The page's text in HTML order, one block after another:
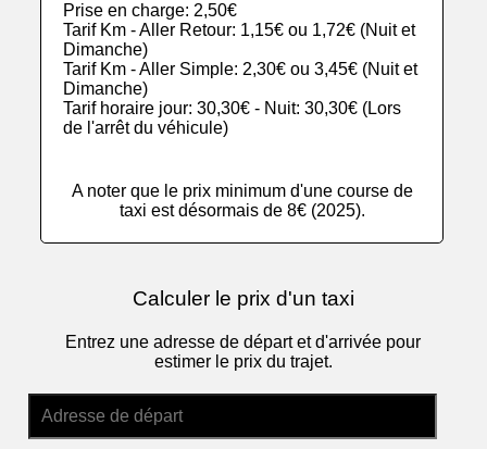
Prise en charge: 2,50€
Tarif Km - Aller Retour: 1,15€ ou 1,72€ (Nuit et
Dimanche)
Tarif Km - Aller Simple: 2,30€ ou 3,45€ (Nuit et
Dimanche)
Tarif horaire jour: 30,30€ - Nuit: 30,30€ (Lors
de l'arrêt du véhicule)
A noter que le prix minimum d'une course de
taxi est désormais de 8€ (2025).
Calculer le prix d'un taxi
Entrez une adresse de départ et d'arrivée pour
estimer le prix du trajet.